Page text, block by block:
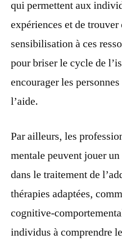
qui permettent aux
expériences et de
sensibilisation à ces
pour briser le cycle de
encourager les
l’aide.
Par ailleurs, les
mentale peuvent jouer
dans le traitement de
thérapies adaptées,
cognitive-
individus à comprendre